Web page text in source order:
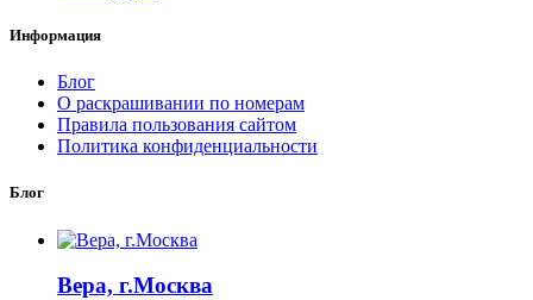
Информация
Блог
О раскрашивании по номерам
Правила пользования сайтом
Политика конфиденциальности
Блог
Вера, г.Москва